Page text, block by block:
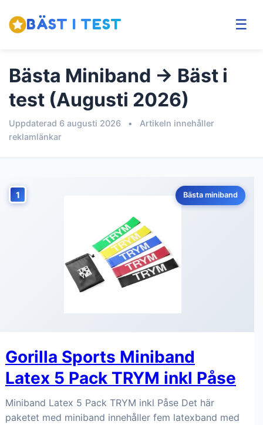
BÄST I TEST ☰
Bästa Miniband → Bäst i
test (Augusti 2026)
Uppdaterad 6 augusti 2026 •
Artikeln innehåller
reklamlänkar
1 Bästa miniband
Gorilla Sports Miniband
Latex 5 Pack TRYM inkl Påse
Miniband Latex 5 Pack TRYM inkl Påse Det här
paketet med miniband innehåller fem latexband med